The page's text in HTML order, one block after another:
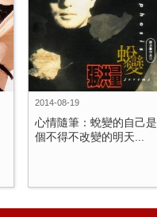
2014-08-19
心情隨筆：蛻變的自己是
個不得不改變的明天...